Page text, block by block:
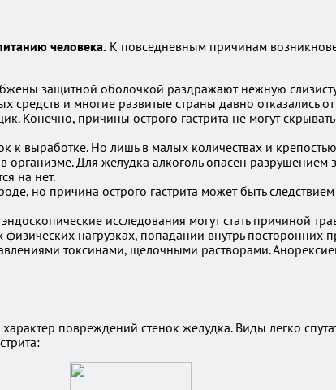
человека. К повседневным причинам
защитной оболочкой раздражают нежную
и многие развитые страны давно отказались от
причины острого гастрита не могут
к выработке. Но лишь в малых количествах и
организме. Для желудка алкоголь опасен
на нет.
но причина острого гастрита может быть
исследования могут стать причиной
нагрузках, попадании внутрь посторонних
токсинами, щелочными растворами.
повреждений стенок желудка. Виды легко